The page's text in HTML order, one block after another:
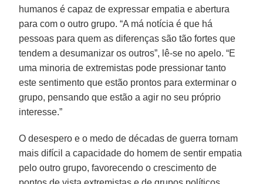
humanos é capaz de expressar empatia e abertura
para com o outro grupo. “A má notícia é que há
pessoas para quem as diferenças são tão fortes que
tendem a desumanizar os outros”, lê-se no apelo. “E
uma minoria de extremistas pode pressionar tanto
este sentimento que estão prontos para exterminar o
grupo, pensando que estão a agir no seu próprio
interesse.”
O desespero e o medo de décadas de guerra tornam
mais difícil a capacidade do homem de sentir empatia
pelo outro grupo, favorecendo o crescimento de